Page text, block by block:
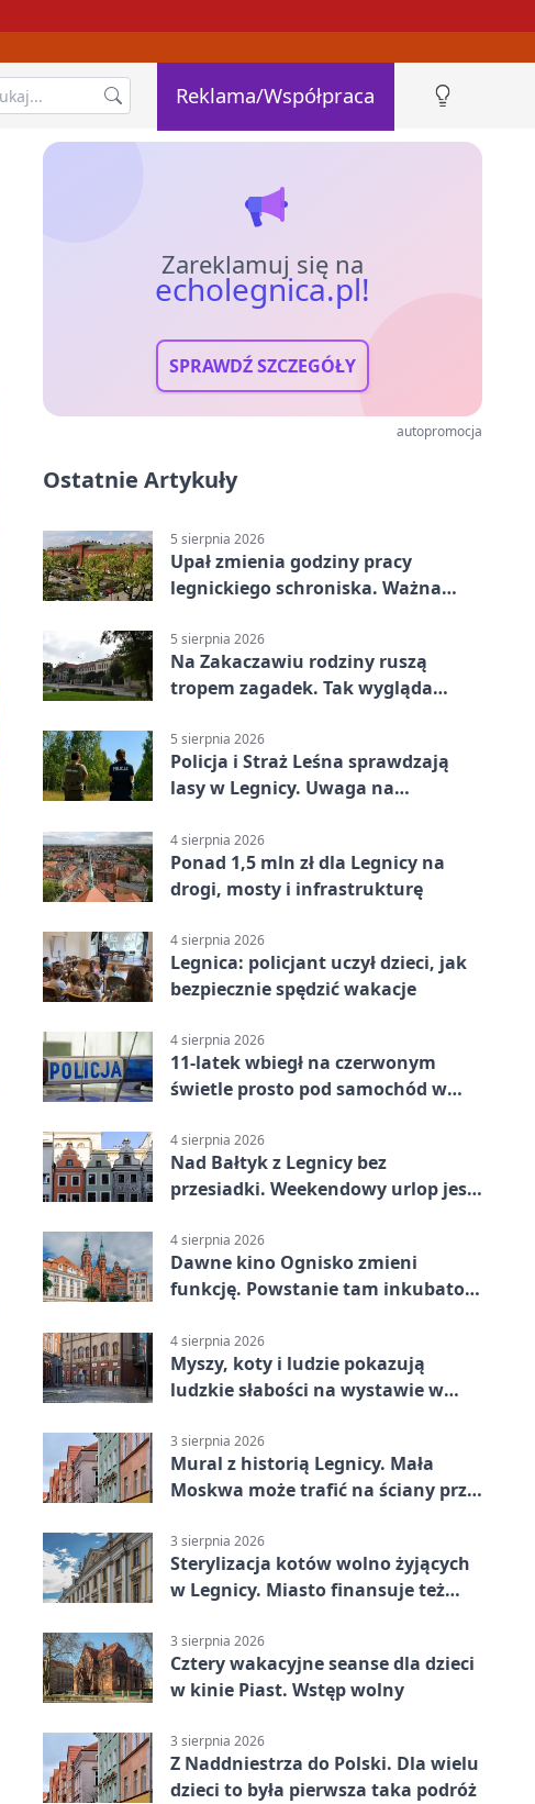
Reklama/Współpraca
Zareklamuj się na
echolegnica.pl!
SPRAWDŹ SZCZEGÓŁY
autopromocja
Ostatnie Artykuły
5 sierpnia 2026
Upał zmienia godziny pracy
legnickiego schroniska. Ważna
5 sierpnia 2026
Na Zakaczawiu rodziny ruszą
tropem zagadek. Tak wygląda
5 sierpnia 2026
Policja i Straż Leśna sprawdzają
lasy w Legnicy. Uwaga na
4 sierpnia 2026
Ponad 1,5 mln zł dla Legnicy na
drogi, mosty i infrastrukturę
4 sierpnia 2026
Legnica: policjant uczył dzieci, jak
bezpiecznie spędzić wakacje
4 sierpnia 2026
11-latek wbiegł na czerwonym
świetle prosto pod samochód w
4 sierpnia 2026
Nad Bałtyk z Legnicy bez
przesiadki. Weekendowy urlop jest
4 sierpnia 2026
Dawne kino Ognisko zmieni
funkcję. Powstanie tam inkubator
4 sierpnia 2026
Myszy, koty i ludzie pokazują
ludzkie słabości na wystawie w
3 sierpnia 2026
Mural z historią Legnicy. Mała
Moskwa może trafić na ściany przy
3 sierpnia 2026
Sterylizacja kotów wolno żyjących
w Legnicy. Miasto finansuje też
3 sierpnia 2026
Cztery wakacyjne seanse dla dzieci
w kinie Piast. Wstęp wolny
3 sierpnia 2026
Z Naddniestrza do Polski. Dla wielu
dzieci to była pierwsza taka podróż